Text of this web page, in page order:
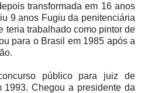
transformada em 16 anos
9 anos Fugiu da penitenciária
teria trabalhado como pintor de
para o Brasil em 1985 após a
público para juiz de
1993. Chegou a presidente da